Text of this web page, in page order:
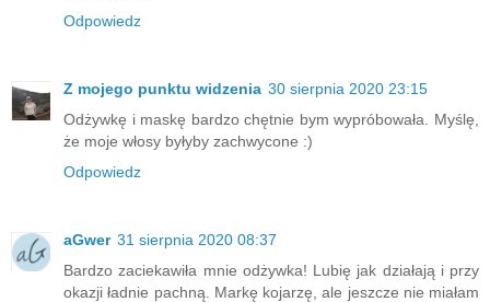
Odpowiedz
Z mojego punktu widzenia 30 sierpnia 2020 23:15
Odżywkę i maskę bardzo chętnie bym wypróbowała. Myślę,
że moje włosy byłyby zachwycone :)
Odpowiedz
aGwer 31 sierpnia 2020 08:37
Bardzo zaciekawiła mnie odżywka! Lubię jak działają i przy
okazji ładnie pachną. Markę kojarzę, ale jeszcze nie miałam